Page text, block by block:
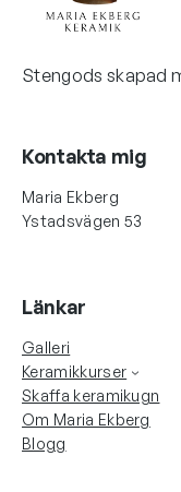
Stengods skapad
Kontakta mig
Maria Ekberg
Ystadsvägen 53
Länkar
Galleri
Keramikkurser
Skaffa keramikugn
Om Maria Ekberg
Blogg